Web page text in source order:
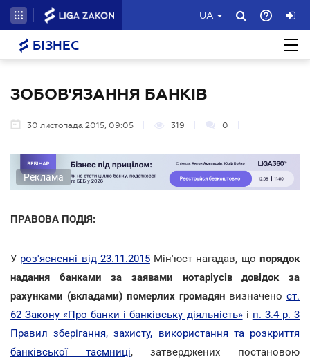
UA
БІЗНЕС
ЗОБОВ'ЯЗАННЯ БАНКІВ
30 листопада 2015, 09:05 319 0
Реклама
ПРАВОВА ПОДІЯ:
У роз'ясненні від 23.11.2015Мін'юст нагадав, щопорядок
надання банками за заявами нотаріусів довідок за
рахунками (вкладами) померлих громадян визначено ст.
62 Закону «Про банки і банківську діяльність»і п. 3.4 р. 3
Правил зберігання, захисту, використання та розкриття
банківської таємниці, затверджених постановою